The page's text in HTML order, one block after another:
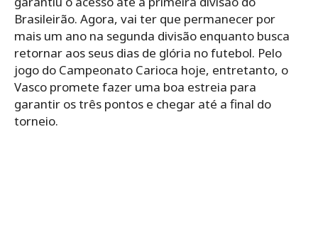
Brasileirão. Agora, vai ter que permanecer por
mais um ano na segunda divisão enquanto busca
retornar aos seus dias de glória no futebol. Pelo
jogo do Campeonato Carioca hoje, entretanto, o
Vasco promete fazer uma boa estreia para
garantir os três pontos e chegar até a final do
torneio.